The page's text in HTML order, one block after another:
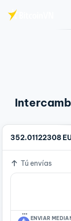
352.01122308
Tú envías
…
ENVIAR